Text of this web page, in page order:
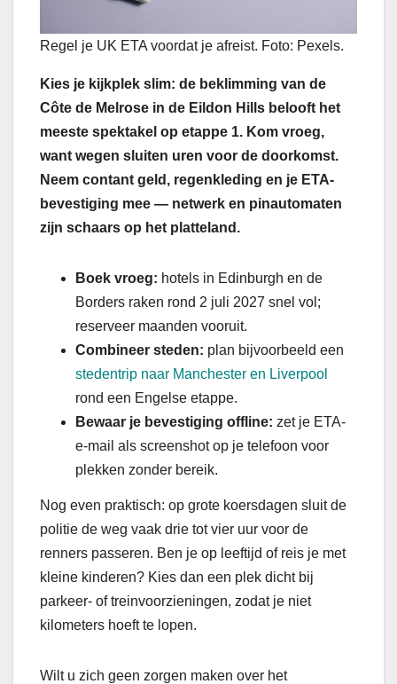
Regel je UK ETA voordat je afreist. Foto: Pexels.
Kies je kijkplek slim: de beklimming van de
Côte de Melrose in de Eildon Hills belooft het
meeste spektakel op etappe 1. Kom vroeg,
want wegen sluiten uren voor de doorkomst.
Neem contant geld, regenkleding en je ETA-
bevestiging mee — netwerk en pinautomaten
zijn schaars op het platteland.
Boek vroeg: hotels in Edinburgh en de
Borders raken rond 2 juli 2027 snel vol;
reserveer maanden vooruit.
Combineer steden: plan bijvoorbeeld een
stedentrip naar Manchester en Liverpool
rond een Engelse etappe.
Bewaar je bevestiging offline: zet je ETA-
e-mail als screenshot op je telefoon voor
plekken zonder bereik.
Nog even praktisch: op grote koersdagen sluit de
politie de weg vaak drie tot vier uur voor de
renners passeren. Ben je op leeftijd of reis je met
kleine kinderen? Kies dan een plek dicht bij
parkeer- of treinvoorzieningen, zodat je niet
kilometers hoeft te lopen.
Wilt u zich geen zorgen maken over het